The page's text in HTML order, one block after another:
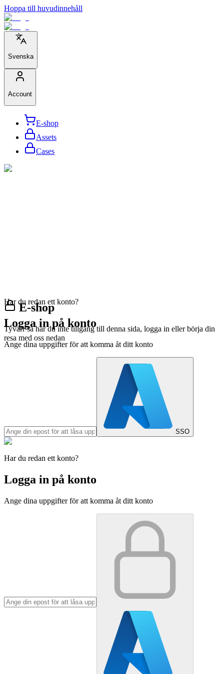
Hoppa till huvudinnehåll
Svenska
Account
E-shop
Assets
Cases
E-shop
Tyvärr så har du inte tillgång till denna sida, logga in eller börja din
resa med oss nedan
Har du redan ett konto?
Logga in på konto
Ange dina uppgifter för att komma åt ditt konto
SSO
Har du redan ett konto?
Logga in på konto
Ange dina uppgifter för att komma åt ditt konto